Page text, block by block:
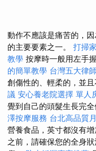
動作不應該是痛苦的，
的主要要素之一。 打掃
教學 按摩時一般用左手
的簡單教學 台灣五大律
創傷性的、輕柔的，並且
議 安心養老院選擇 單人
覺到自己的頭髮生長完全
澤按摩服務 台北高品質
營養食品，英寸都沒有
之前，請確保您的全身